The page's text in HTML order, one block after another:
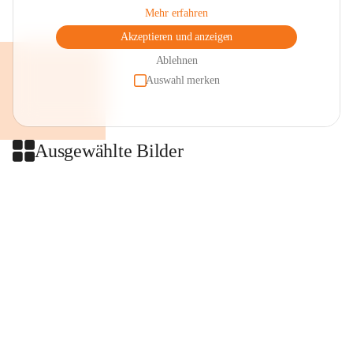
Mehr erfahren
Akzeptieren und anzeigen
Ablehnen
Auswahl merken
Ausgewählte Bilder